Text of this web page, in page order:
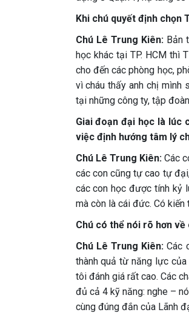
Khi chú quyết định chọn
Chú Lê Trung Kiên: Bản
học khác tại TP. HCM thì
cho đến các phòng học,
vì cháu thấy anh chị mình
tại những công ty, tập
Giai đoạn đại học là lúc
việc định hướng tâm lý
Chú Lê Trung Kiên:Các
các con cũng tự cao tự
các con học được tính kỷ
mà còn là cái đức. Có
Chú có thể nói rõ hơn
Chú Lê Trung Kiên: Các
thành quả từ năng lực
tôi đánh giá rất cao. Các
đủ cả 4 kỹ năng: nghe –
cùng đúng đắn của Lãnh